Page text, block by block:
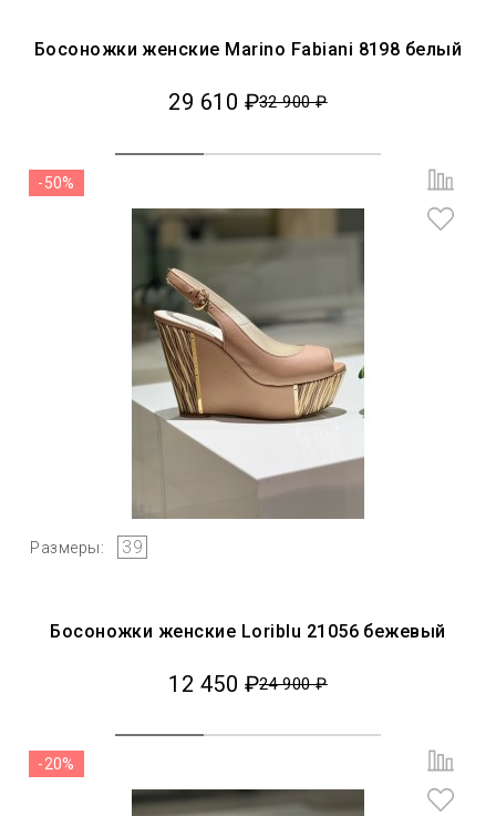
Босоножки женские Marino Fabiani 8198 белый
29 610 ₽32 900 ₽
Размеры: 39
-50%
Босоножки женские Loriblu 21056 бежевый
12 450 ₽24 900 ₽
-20%